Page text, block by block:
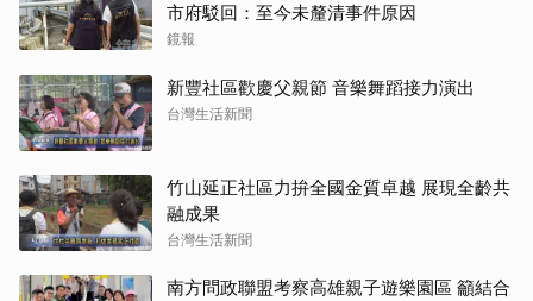
市府駁回：至今未釐清事件原因
鏡報
新豐社區歡慶父親節 音樂舞蹈接力演出
台灣生活新聞
竹山延正社區力拚全國金質卓越 展現全齡共
融成果
台灣生活新聞
南方問政聯盟考察高雄親子遊樂園區 籲結合